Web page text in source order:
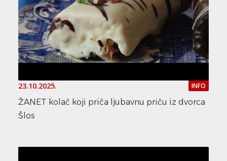
23.10.2025. INFO
ŽANET kolač koji priča ljubavnu priču iz dvorca
Šlos